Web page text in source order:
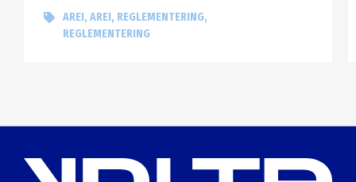
AREI AREI REGLEMENTERING
REGLEMENTERING